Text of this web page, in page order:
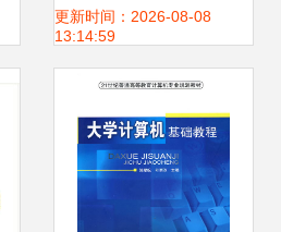
字化未来的综合技
术解决方案提供商
更新时间：2026-08-08
13:14:59